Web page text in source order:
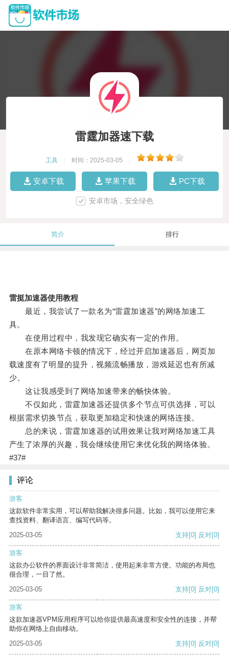
雷霆加器速下载
工具 时间：2025-03-05
安卓下载 苹果下载 PC下载
安卓市场，安全绿色
简介 排行
雷挺加速器使用教程
最近，我尝试了一款名为“雷霆加速器”的网络加速工
具。
在使用过程中，我发现它确实有一定的作用。
在原本网络卡顿的情况下，经过开启加速器后，网页加
载速度有了明显的提升，视频流畅播放，游戏延迟也有所减
少。
这让我感受到了网络加速带来的畅快体验。
不仅如此，雷霆加速器还提供多个节点可供选择，可以
根据需求切换节点，获取更加稳定和快速的网络连接。
总的来说，雷霆加速器的试用效果让我对网络加速工具
产生了浓厚的兴趣，我会继续使用它来优化我的网络体验。
#37#
评论
游客
这款软件非常实用，可以帮助我解决很多问题。比如，我可以使用它来
查找资料、翻译语言、编写代码等。
2025-03-05
支持[0] 反对[0]
游客
这款办公软件的界面设计非常简洁，使用起来非常方便。功能的布局也
很合理，一目了然。
2025-03-05
支持[0] 反对[0]
游客
这款加速器VPM应用程序可以给你提供最高速度和安全性的连接，并帮
助你在网络上自由移动。
2025-03-05
支持[0] 反对[0]